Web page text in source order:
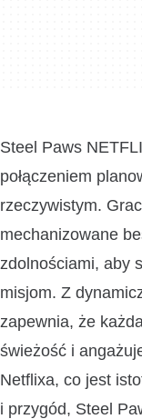
Steel Paws
połączeniem
rzeczywistym.
mechanizowane
zdolnościami, aby
misjom. Z
zapewnia, że
świeżość i
Netflixa, co jest
i przygód, Steel